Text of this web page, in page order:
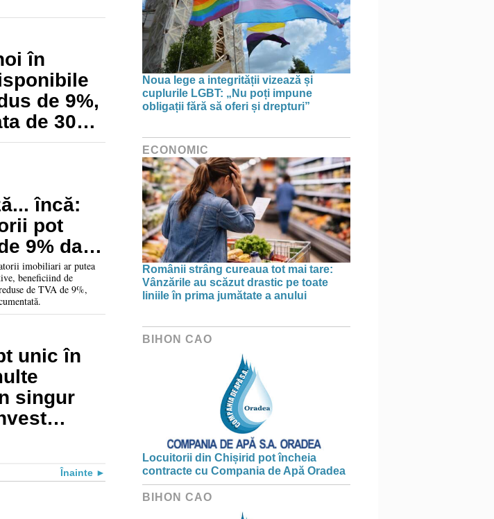
în
de 9%,
de 30
încă:
pot
9% dacă
rapid
imobiliari ar putea
beneficiind de
de TVA de 9%,
unic în
singur
Înainte
Noua lege a integrității vizează și
cuplurile LGBT: „Nu poți impune
obligații fără să oferi și drepturi”
ECONOMIC
Românii strâng cureaua tot mai tare:
Vânzările au scăzut drastic pe toate
liniile în prima jumătate a anului
BIHON CAO
Locuitorii din Chișirid pot încheia
contracte cu Compania de Apă Oradea
BIHON CAO